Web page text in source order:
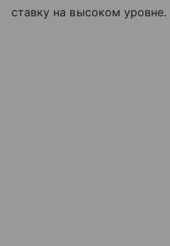
ставку на высоком уровне.